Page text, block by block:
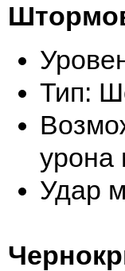
Тип:
урона
Удар